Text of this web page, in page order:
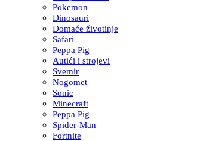
Pokemon
Dinosauri
Domaće životinje
Safari
Peppa Pig
Autići i strojevi
Svemir
Nogomet
Sonic
Minecraft
Peppa Pig
Spider-Man
Fortnite